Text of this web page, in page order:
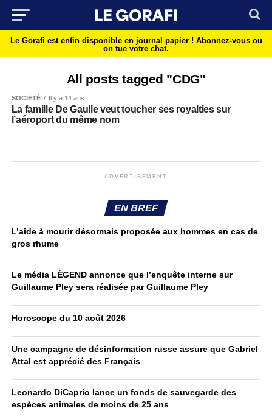
Le Gorafi est enfin disponible en journal papier ! Abonnez-vous ou
on tue votre chat.
All posts tagged "CDG"
SOCIÉTÉ Il y a 14 ans
La famille De Gaulle veut toucher ses royalties sur
l’aéroport du même nom
ADVERTISEMENT
EN BREF
L’aide à mourir désormais proposée aux hommes en cas de
gros rhume
Le média LÉGEND annonce que l’enquête interne sur
Guillaume Pley sera réalisée par Guillaume Pley
Horoscope du 10 août 2026
Une campagne de désinformation russe assure que Gabriel
Attal est apprécié des Français
Leonardo DiCaprio lance un fonds de sauvegarde des
espèces animales de moins de 25 ans